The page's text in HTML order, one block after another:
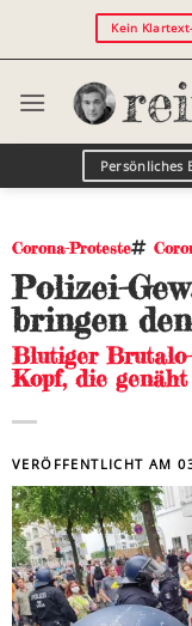
Kein
Persönliches
Corona-Proteste
Polizei-
bringen
Blutiger
Kopf, die
VERÖFFENTLICHT AM